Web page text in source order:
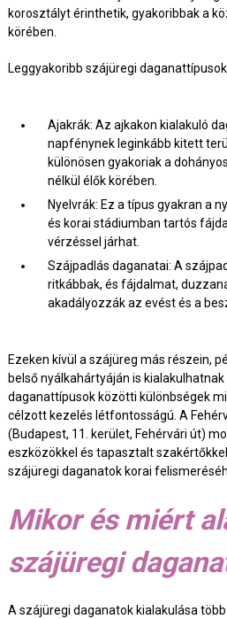
korosztályt érinthetik, gyakoribbak a
körében.
Leggyakoribb szájüregi
Ajakrák: Az ajkakon kialakuló
napfénynek leginkább kitett
különösen gyakoriak a
nélkül élők körében.
Nyelvrák: Ez a típus gyakran a
és korai stádiumban tartós
vérzéssel járhat.
Szájpadlás daganatai: A
ritkábbak, és fájdalmat,
akadályozzák az evést és a
Ezeken kívül a szájüreg más részein,
belső nyálkahártyáján is
daganattípusok közötti különbségek
célzott kezelés létfontosságú. A
(Budapest, 11. kerület, Fehérvári út)
eszközökkel és tapasztalt
szájüregi daganatok korai
Mikor és miért
szájüregi
A szájüregi daganatok kialakulása